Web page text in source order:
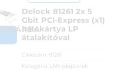
Delock 81261 2x 5
Gbit PCI-Express (x1)
hálókártya LP
átalakítóval
Cikkszám: 81261
Kategória: LAN adapterek